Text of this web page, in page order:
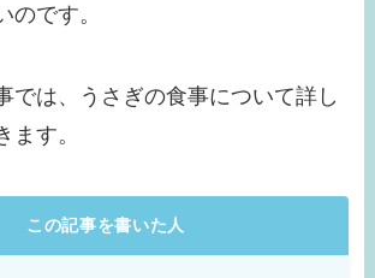
のです。
では、うさぎの食事について詳し
ます。
この記事を書いた人